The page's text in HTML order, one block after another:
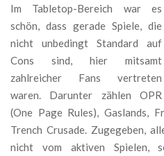
Im Tabletop-Bereich war es
schön, dass gerade Spiele, die
nicht unbedingt Standard auf
Cons sind, hier mitsamt
zahlreicher Fans vertreten
waren. Darunter zählen OPR
(One Page Rules), Gaslands,
Trench Crusade. Zugegeben,
nicht vom aktiven Spielen,